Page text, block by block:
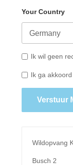
Your Country
Ik wil geen
Ik ga
Verstuur
Wildopvang
Busch 2